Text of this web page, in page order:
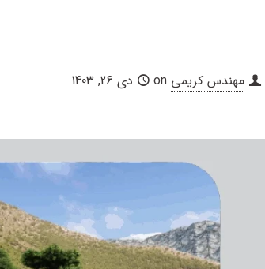
مهندس کریمی on دی 26, 1403